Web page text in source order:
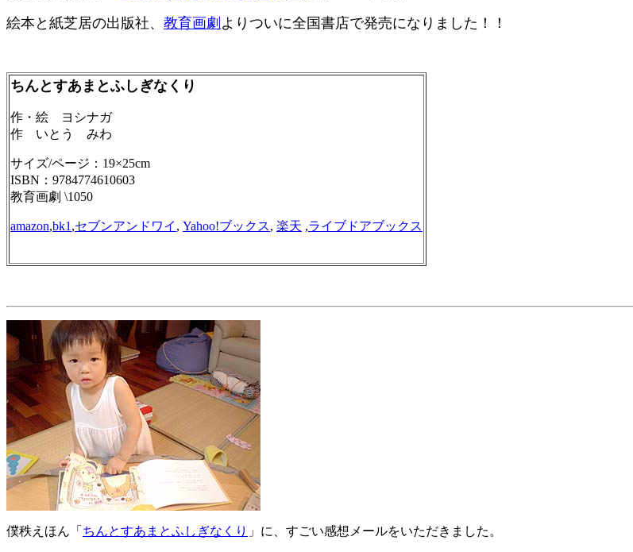
絵本と紙芝居の出版社、 教育画劇 よりついに全国書店で発売になりました！！
ちんとすあまとふしぎなくり
作・絵 ヨシナガ
作 いとう みわ
サイズ/ページ：19×25cm
ISBN：9784774610603
教育画劇 \1050
amazon,bk1 ,セブンアンドワイ , Yahoo!ブックス, 楽天 ,ライブドアブックス
僕秩えほん「 ちんとすあまとふしぎなくり 」に、すごい感想メールをいただきました。